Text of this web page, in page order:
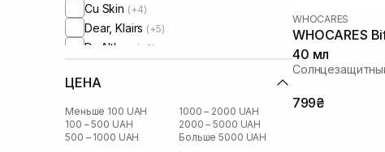
Cu Skin (+4)
Dear, Klairs (+5)
Dr. Althea (+2)
HydroPeptide
I'm From (+1)
Instytutum
Manyo Factory (+1)
ЦЕНА
Меньше 100 UAH
100 – 500 UAH
500 – 1000 UAH
1000 – 2000 UAH
2000 – 5000 UAH
Больше 5000 UAH
WHOCARES
WHOCARES
40 мл
799₴